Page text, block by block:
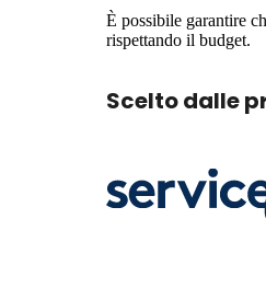
È possibile garantire
rispettando il budget.
Scelto dalle